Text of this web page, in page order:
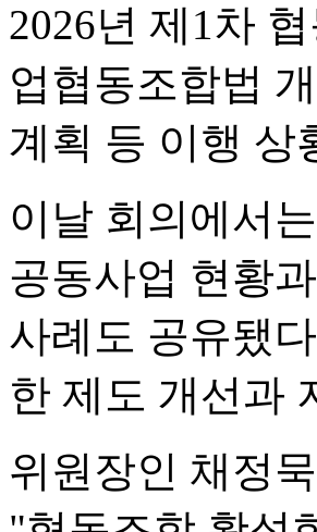
2026년 제1차
업협동조합법
계획 등 이행 상
이날 회의에서
공동사업 현황
사례도 공유됐
한 제도 개선과
위원장인 채정